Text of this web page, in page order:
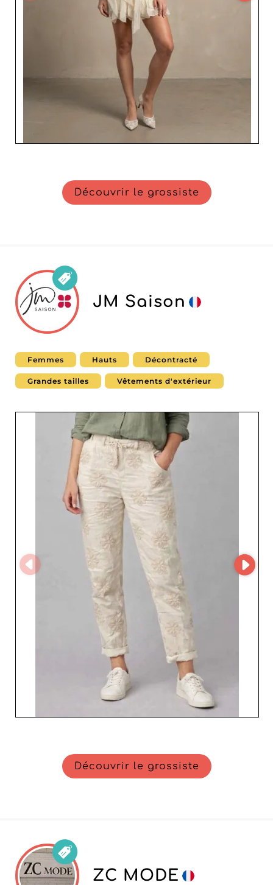
Découvrir le grossiste
JM Saison
Femmes Hauts Décontracté
Grandes tailles Vêtements d'extérieur
Découvrir le grossiste
ZC MODE